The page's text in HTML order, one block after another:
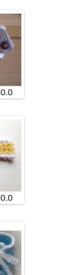
0.0
0.0